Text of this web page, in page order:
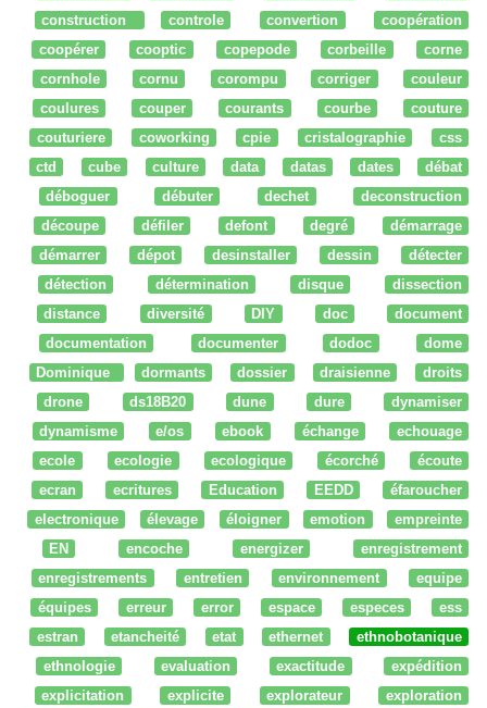
construction
controle convertion
coopération
coopérer
cooptic copepode corbeille
corne
cornhole
cornu corompu corriger
couleur
coulures
couper courants courbe
couture
couturiere
coworking cpie cristalographie
css
ctd
cube culture data datas dates
débat
déboguer
débuter dechet
deconstruction
découpe
défiler defont degré
démarrage
démarrer
dépot desinstaller dessin
détecter
détection
détermination disque
dissection
distance
diversité DIY doc
document
documentation
documenter dodoc
dome
Dominique
dormants dossier draisienne
droits
drone
ds18B20 dune dure
dynamiser
dynamisme
e/os ebook échange
echouage
ecole
ecologie ecologique écorché
écoute
ecran
ecritures Education EEDD
éfaroucher
electronique
élevage éloigner emotion
empreinte
EN
encoche energizer
enregistrement
enregistrements
entretien environnement
equipe
équipes
erreur error espace especes
ess
estran
etancheité etat ethernet
ethnobotanique
ethnologie
evaluation exactitude
expédition
explicitation
explicite explorateur
exploration